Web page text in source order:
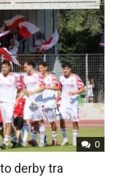
0
derby tra